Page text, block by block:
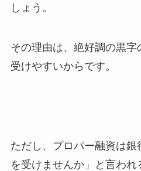
しょう。
その理由は、絶好調の黒字
受けやすいからです。
ただし、プロパー融資は
を受けませんか」と言われ